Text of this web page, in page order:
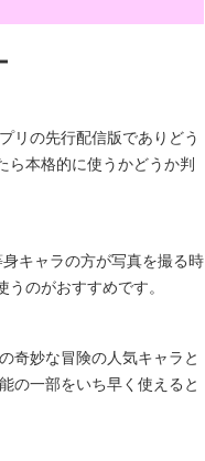
リの先行配信版でありどう
ら本格的に使うかどうか判
キャラの方が写真を撮る時
のがおすすめです。
奇妙な冒険の人気キャラと
の一部をいち早く使えると